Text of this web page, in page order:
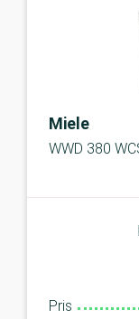
Miele
WWD 380
Pris